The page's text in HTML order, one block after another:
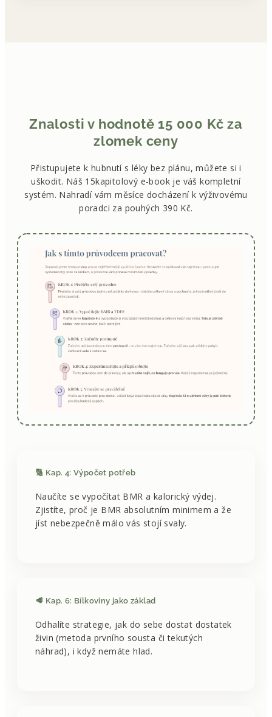
Znalosti v hodnotě 15 000 Kč za
zlomek ceny
Přistupujete k hubnutí s léky bez plánu, můžete si i
uškodit. Náš 15kapitolový e-book je váš kompletní
systém. Nahradí vám měsíce docházení k výživovému
poradci za pouhých 390 Kč.
🔢 Kap. 4: Výpočet potřeb
Naučíte se vypočítat BMR a kalorický výdej.
Zjistíte, proč je BMR absolutním minimem a že
jíst nebezpečně málo vás stojí svaly.
🥩 Kap. 6: Bílkoviny jako základ
Odhalíte strategie, jak do sebe dostat dostatek
živin (metoda prvního sousta či tekutých
náhrad), i když nemáte hlad.